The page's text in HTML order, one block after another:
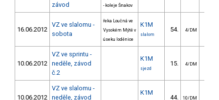
závod
- koleje Šnakov
16.06.2012
VZ ve slalomu -
sobota
řeka Loučná ve
Vysokém Mýtě v
úseku loděnice
K1M
slalom
54. 4/DM
10.06.2012
VZ ve sprintu -
neděle, závod
č.2
K1M
sjezd
15. 4/DM
10.06.2012
VZ ve slalomu -
neděle, závod
K1M
44. 10/DM